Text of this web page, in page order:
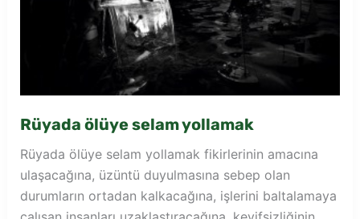
Rüyada ölüye selam yollamak
Rüyada ölüye selam yollamak fikirlerinin amacına
ulaşacağına, üzüntü duyulmasına sebep olan
durumların ortadan kalkacağına, işlerini baltalamaya